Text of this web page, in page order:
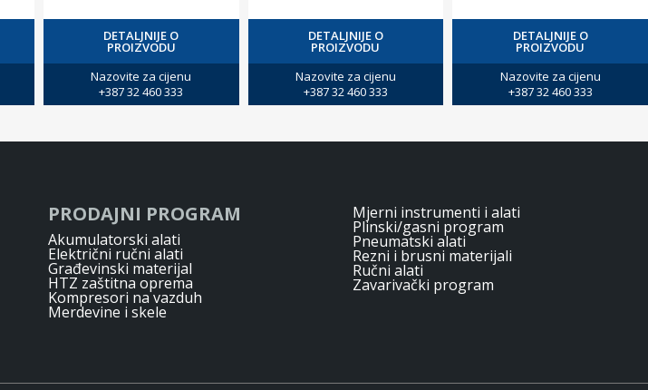
DETALJNIJE O
PROIZVODU
Nazovite za cijenu
+387 32 460 333
DETALJNIJE O
PROIZVODU
Nazovite za cijenu
+387 32 460 333
DETALJNIJE O
PROIZVODU
Nazovite za cijenu
+387 32 460 333
PRODAJNI PROGRAM
Akumulatorski alati
Električni ručni alati
Građevinski materijal
HTZ zaštitna oprema
Kompresori na vazduh
Merdevine i skele
Mjerni instrumenti i alati
Plinski/gasni program
Pneumatski alati
Rezni i brusni materijali
Ručni alati
Zavarivački program